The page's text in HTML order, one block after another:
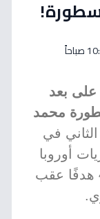
بعد
محمد
في
أوروبا
الكبرى، بعدما رفع رصيده إلى 45 هدفًا عقب